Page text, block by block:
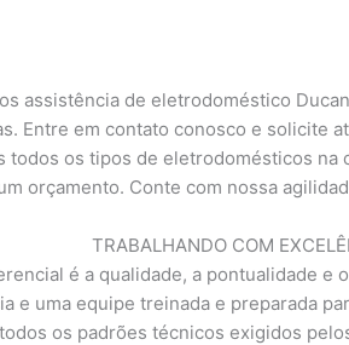
assistência de eletrodoméstico
Entre em contato conosco e solicite
todos os tipos de eletrodomésticos na
orçamento. Conte com nossa
TRABALHANDO COM
é a qualidade, a pontualidade e
e uma equipe treinada e preparada
os padrões técnicos exigidos